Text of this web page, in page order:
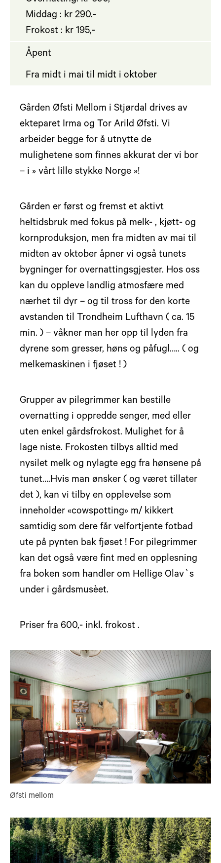
Middag : kr 290.-
Frokost : kr 195,-
Åpent
Fra midt i mai til midt i oktober
Gården Øfsti Mellom i Stjørdal drives av
ekteparet Irma og Tor Arild Øfsti. Vi
arbeider begge for å utnytte de
mulighetene som finnes akkurat der vi bor
– i » vårt lille stykke Norge »!
Gården er først og fremst et aktivt
heltidsbruk med fokus på melk- , kjøtt- og
kornproduksjon, men fra midten av mai til
midten av oktober åpner vi også tunets
bygninger for overnattingsgjester. Hos oss
kan du oppleve landlig atmosfære med
nærhet til dyr – og til tross for den korte
avstanden til Trondheim Lufthavn ( ca. 15
min. ) – våkner man her opp til lyden fra
dyrene som gresser, høns og påfugl….. ( og
melkemaskinen i fjøset ! )
Grupper av pilegrimmer kan bestille
overnatting i oppredde senger, med eller
uten enkel gårdsfrokost. Mulighet for å
lage niste. Frokosten tilbys alltid med
nysilet melk og nylagte egg fra hønsene på
tunet….Hvis man ønsker ( og været tillater
det ), kan vi tilby en opplevelse som
inneholder «cowspotting» m/ kikkert
samtidig som dere får velfortjente fotbad
ute på pynten bak fjøset ! For pilegrimmer
kan det også være fint med en opplesning
fra boken som handler om Hellige Olav`s
under i gårdsmusèet.
Priser fra 600,- inkl. frokost .
Øfsti mellom